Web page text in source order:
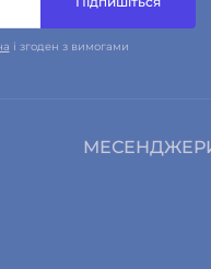
і згоден з вимогами